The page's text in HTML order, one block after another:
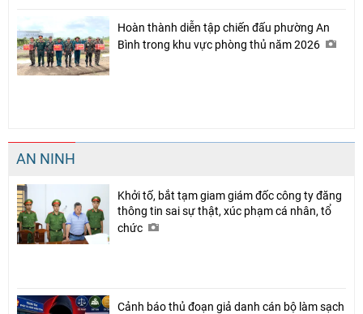
Hoàn thành diễn tập chiến đấu phường An
Bình trong khu vực phòng thủ năm 2026
AN NINH
Khởi tố, bắt tạm giam giám đốc công ty đăng
thông tin sai sự thật, xúc phạm cá nhân, tổ
chức
Cảnh báo thủ đoạn giả danh cán bộ làm sạch